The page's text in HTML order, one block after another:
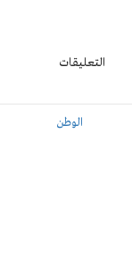
التعليقات
الوطن